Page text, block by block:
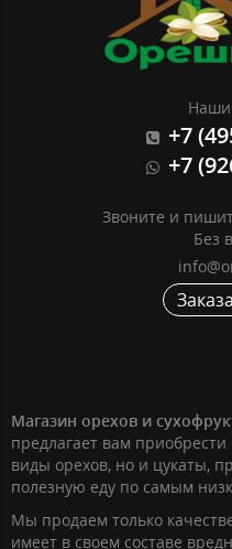
Наши
+7
+7
Звоните и
Без
Магазин орехов и
предлагает вам
виды орехов, но и цукаты,
полезную еду по самым
Мы продаем только
имеет в своем составе